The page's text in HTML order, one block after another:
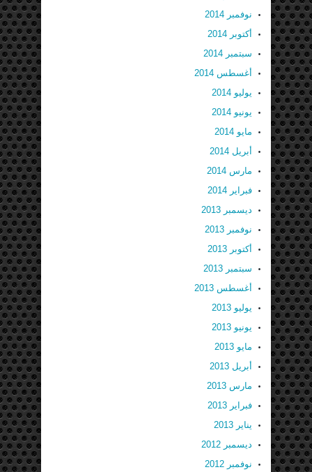
نوفمبر 2014
أكتوبر 2014
سبتمبر 2014
أغسطس 2014
يوليو 2014
يونيو 2014
مايو 2014
أبريل 2014
مارس 2014
فبراير 2014
ديسمبر 2013
نوفمبر 2013
أكتوبر 2013
سبتمبر 2013
أغسطس 2013
يوليو 2013
يونيو 2013
مايو 2013
أبريل 2013
مارس 2013
فبراير 2013
يناير 2013
ديسمبر 2012
نوفمبر 2012